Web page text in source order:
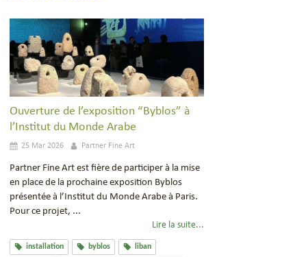
Ouverture de l’exposition “Byblos” à
l’Institut du Monde Arabe
25 Mar 2026 Partner Fine Art
Partner Fine Art est fière de participer à la mise
en place de la prochaine exposition Byblos
présentée à l’Institut du Monde Arabe à Paris.
Pour ce projet, ...
Lire la suite...
installation byblos liban